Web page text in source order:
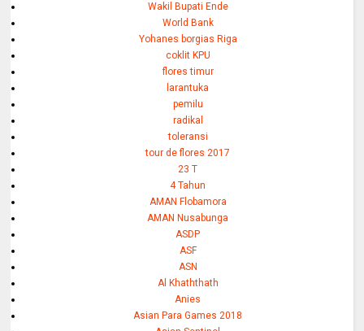
Wakil Bupati Ende
World Bank
Yohanes borgias Riga
coklit KPU
flores timur
larantuka
pemilu
radikal
toleransi
tour de flores 2017
23 T
4 Tahun
AMAN Flobamora
AMAN Nusabunga
ASDP
ASF
ASN
Al Khaththath
Anies
Asian Para Games 2018